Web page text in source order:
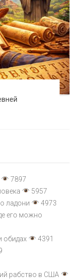
7897
5957
ладони
4973
его можно
обидах
4391
рабство в США